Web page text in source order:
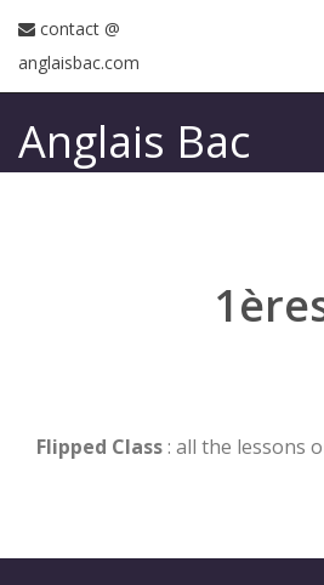
anglaisbac.com
Anglais Bac
Flipped Class: all the lessons